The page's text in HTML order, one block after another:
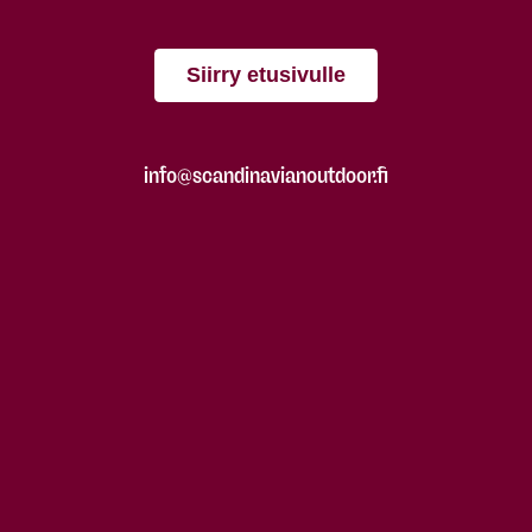
Siirry etusivulle
info@scandinavianoutdoor.fi